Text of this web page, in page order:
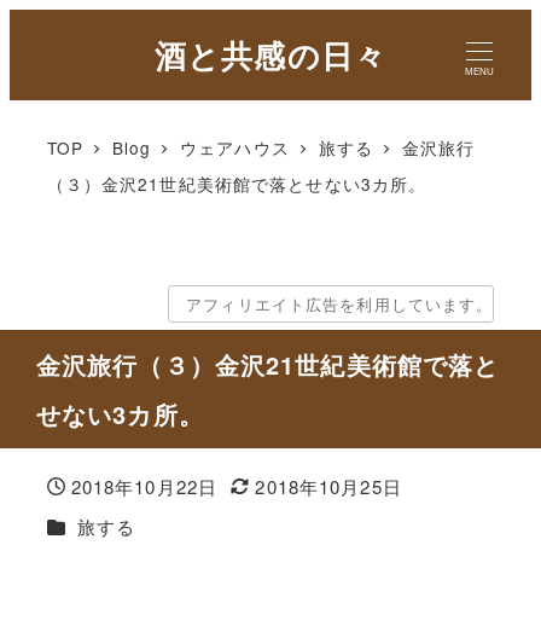
酒と共感の日々 MENU
TOP Blog ウェアハウス 旅する
金沢旅行
（３）金沢21世紀美術館で落とせない3カ所。
アフィリエイト広告を利用しています。
金沢旅行（３）金沢21世紀美術館で落と
せない3カ所。
2018年10月22日
2018年10月25日
カテゴリー
旅する